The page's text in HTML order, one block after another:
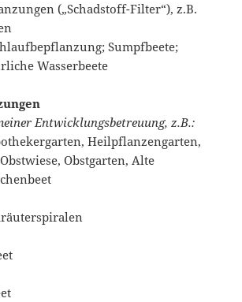
(„Schadstoff-Filter“), z.B.
Sumpfbeete;
Wasserbeete
Entwicklungsbetreuung, z.B.:
Heilpflanzengarten,
Obstgarten, Alte